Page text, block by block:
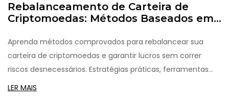
Rebalanceamento de Carteira de
Criptomoedas: Métodos Baseados em
Riscos
Aprenda métodos comprovados para rebalancear sua
carteira de criptomoedas e garantir lucros sem correr
riscos desnecessários. Estratégias práticas, ferramentas
reais e erros a evitar.
LER MAIS